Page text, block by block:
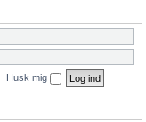
Husk mig